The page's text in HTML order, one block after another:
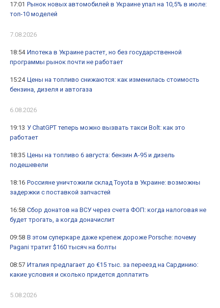
17:01 Рынок новых автомобилей в Украине упал на 10,5% в июле:
топ-10 моделей
7.08.2026
18:54 Ипотека в Украине растет, но без государственной
программы рынок почти не работает
15:24 Цены на топливо снижаются: как изменилась стоимость
бензина, дизеля и автогаза
6.08.2026
19:13 У ChatGPT теперь можно вызвать такси Bolt: как это
работает
18:35 Цены на топливо 6 августа: бензин А-95 и дизель
подешевели
18:16 Россияне уничтожили склад Toyota в Украине: возможны
задержки с поставкой запчастей
16:58 Сбор донатов на ВСУ через счета ФОП: когда налоговая не
будет трогать, а когда доначислит
09:58 В этом суперкаре даже крепеж дороже Porsche: почему
Pagani тратит $160 тысяч на болты
08:57 Италия предлагает до €15 тыс. за переезд на Сардинию:
какие условия и сколько придется доплатить
5.08.2026